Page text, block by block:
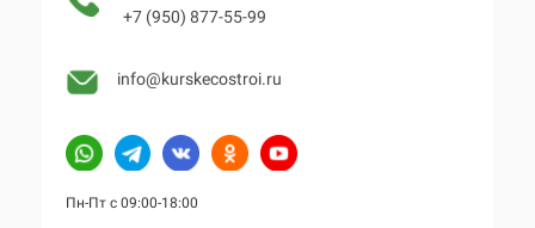
+7 (950) 877-55-99
info@kurskecostroi.ru
Пн-Пт с 09:00-18:00